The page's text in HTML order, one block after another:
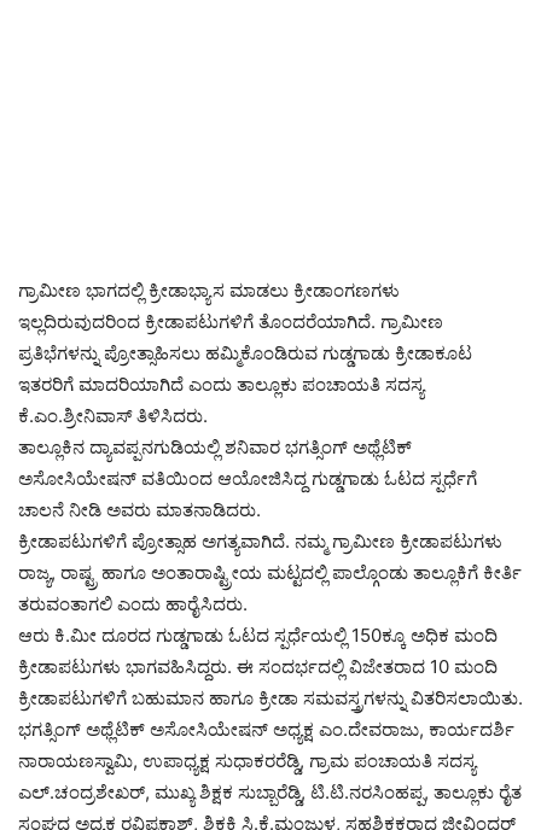
ಗ್ರಾಮೀಣ ಭಾಗದಲ್ಲಿ ಕ್ರೀಡಾಭ್ಯಾಸ ಮಾಡಲು ಕ್ರೀಡಾಂಗಣಗಳು
ಇಲ್ಲದಿರುವುದರಿಂದ ಕ್ರೀಡಾಪಟುಗಳಿಗೆ ತೊಂದರೆಯಾಗಿದೆ. ಗ್ರಾಮೀಣ
ಪ್ರತಿಭೆಗಳನ್ನು ಪ್ರೋತ್ಸಾಹಿಸಲು ಹಮ್ಮಿಕೊಂಡಿರುವ ಗುಡ್ಡಗಾಡು ಕ್ರೀಡಾಕೂಟ
ಇತರರಿಗೆ ಮಾದರಿಯಾಗಿದೆ ಎಂದು ತಾಲ್ಲೂಕು ಪಂಚಾಯತಿ ಸದಸ್ಯ
ಕೆ.ಎಂ.ಶ್ರೀನಿವಾಸ್ ತಿಳಿಸಿದರು.
ತಾಲ್ಲೂಕಿನ ದ್ಯಾವಪ್ಪನಗುಡಿಯಲ್ಲಿ ಶನಿವಾರ ಭಗತ್ಸಿಂಗ್ ಅಥ್ಲೆಟಿಕ್
ಅಸೋಸಿಯೇಷನ್ ವತಿಯಿಂದ ಆಯೋಜಿಸಿದ್ದ ಗುಡ್ಡಗಾಡು ಓಟದ ಸ್ಪರ್ಧೆಗೆ
ಚಾಲನೆ ನೀಡಿ ಅವರು ಮಾತನಾಡಿದರು.
ಕ್ರೀಡಾಪಟುಗಳಿಗೆ ಪ್ರೋತ್ಸಾಹ ಅಗತ್ಯವಾಗಿದೆ. ನಮ್ಮ ಗ್ರಾಮೀಣ ಕ್ರೀಡಾಪಟುಗಳು
ರಾಜ್ಯ, ರಾಷ್ಟ್ರ ಹಾಗೂ ಅಂತಾರಾಷ್ಟ್ರೀಯ ಮಟ್ಟದಲ್ಲಿ ಪಾಲ್ಗೊಂಡು ತಾಲ್ಲೂಕಿಗೆ ಕೀರ್ತಿ
ತರುವಂತಾಗಲಿ ಎಂದು ಹಾರೈಸಿದರು.
ಆರು ಕಿ.ಮೀ ದೂರದ ಗುಡ್ಡಗಾಡು ಓಟದ ಸ್ಪರ್ಧೆಯಲ್ಲಿ 150ಕ್ಕೂ ಅಧಿಕ ಮಂದಿ
ಕ್ರೀಡಾಪಟುಗಳು ಭಾಗವಹಿಸಿದ್ದರು. ಈ ಸಂದರ್ಭದಲ್ಲಿ ವಿಜೇತರಾದ 10 ಮಂದಿ
ಕ್ರೀಡಾಪಟುಗಳಿಗೆ ಬಹುಮಾನ ಹಾಗೂ ಕ್ರೀಡಾ ಸಮವಸ್ತ್ರಗಳನ್ನು ವಿತರಿಸಲಾಯಿತು.
ಭಗತ್ಸಿಂಗ್ ಅಥ್ಲೆಟಿಕ್ ಅಸೋಸಿಯೇಷನ್ ಅಧ್ಯಕ್ಷ ಎಂ.ದೇವರಾಜು, ಕಾರ್ಯದರ್ಶಿ
ನಾರಾಯಣಸ್ವಾಮಿ, ಉಪಾಧ್ಯಕ್ಷ ಸುಧಾಕರರೆಡ್ಡಿ, ಗ್ರಾಮ ಪಂಚಾಯತಿ ಸದಸ್ಯ
ಎಲ್.ಚಂದ್ರಶೇಖರ್, ಮುಖ್ಯ ಶಿಕ್ಷಕ ಸುಬ್ಬಾರೆಡ್ಡಿ, ಟಿ.ಟಿ.ನರಸಿಂಹಪ್ಪ, ತಾಲ್ಲೂಕು ರೈತ
ಸಂಘದ ಅಧ್ಯಕ್ಷ ರವಿಪ್ರಕಾಶ್, ಶಿಕ್ಷಕಿ ಸಿ.ಕೆ.ಮಂಜುಳ, ಸಹಶಿಕ್ಷಕರಾದ ಜೀವಿಂದರ್